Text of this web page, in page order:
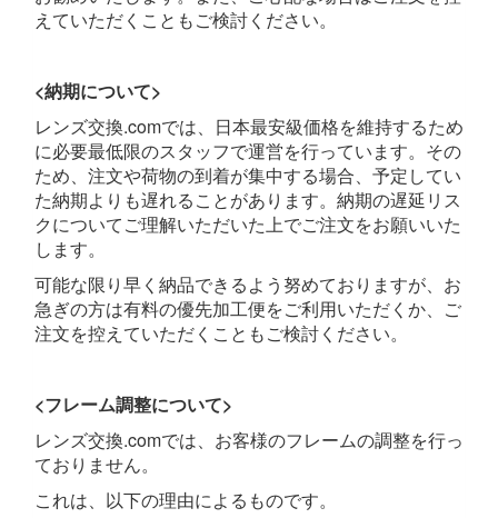
えていただくこともご検討ください。
<納期について>
レンズ交換.comでは、日本最安級価格を維持するため
に必要最低限のスタッフで運営を行っています。その
ため、注文や荷物の到着が集中する場合、予定してい
た納期よりも遅れることがあります。納期の遅延リス
クについてご理解いただいた上でご注文をお願いいた
します。
可能な限り早く納品できるよう努めておりますが、お
急ぎの方は有料の優先加工便をご利用いただくか、ご
注文を控えていただくこともご検討ください。
<フレーム調整について>
レンズ交換.comでは、お客様のフレームの調整を行っ
ておりません。
これは、以下の理由によるものです。